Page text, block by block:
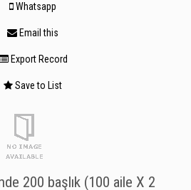
Whatsapp
Email this
Export Record
Save to List
200 başlık (100 aile X 2